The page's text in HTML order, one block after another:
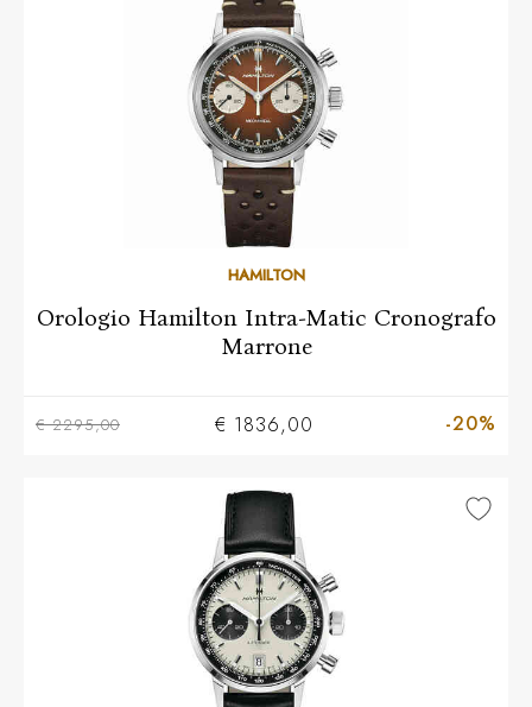
HAMILTON
Orologio Hamilton Intra-Matic Cronografo
Marrone
€ 2295,00 € 1836,00 -20%